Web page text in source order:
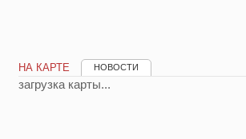
НА КАРТЕ НОВОСТИ
загрузка карты...